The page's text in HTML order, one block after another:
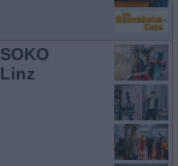
SOKO
Linz